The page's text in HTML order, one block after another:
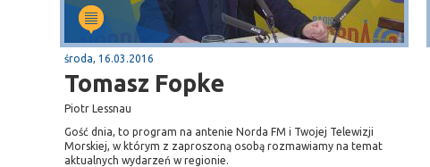
środa, 16.03.2016
Tomasz Fopke
Piotr Lessnau
Gość dnia, to program na antenie Norda FM i Twojej Telewizji
Morskiej, w którym z zaproszoną osobą rozmawiamy na temat
aktualnych wydarzeń w regionie.